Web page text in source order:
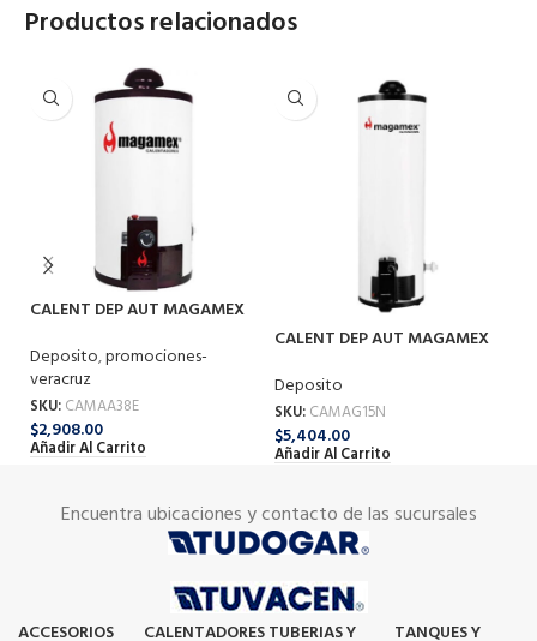
Productos relacionados
CALENT DEP AUT MAGAMEX
Deposito,promociones-
veracruz
SKU: CAMAA38E
$2,908.00
Añadir Al Carrito
CALENT DEP AUT MAGAMEX
Deposito
SKU: CAMAG15N
$5,404.00
Añadir Al Carrito
Encuentra ubicaciones y contacto de las sucursales
ACCESORIOS CALENTADORESTUBERIAS Y TANQUES Y